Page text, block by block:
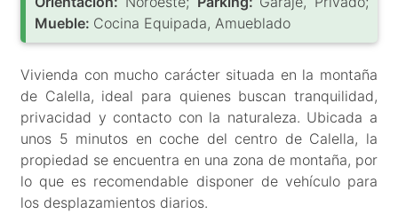
Mueble: Cocina Equipada, Amueblado
Vivienda con mucho carácter situada en la montaña
de Calella, ideal para quienes buscan tranquilidad,
privacidad y contacto con la naturaleza. Ubicada a
unos 5 minutos en coche del centro de Calella, la
propiedad se encuentra en una zona de montaña, por
lo que es recomendable disponer de vehículo para
los desplazamientos diarios.